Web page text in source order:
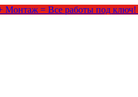
Монтаж = Все работы под ключ!